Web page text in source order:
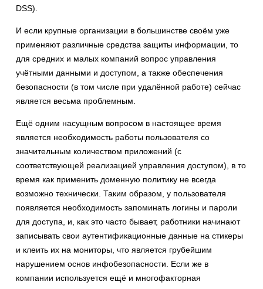
DSS).
И если крупные организации в большинстве своём уже
применяют различные средства защиты информации, то
для средних и малых компаний вопрос управления
учётными данными и доступом, а также обеспечения
безопасности (в том числе при удалённой работе) сейчас
является весьма проблемным.
Ещё одним насущным вопросом в настоящее время
является необходимость работы пользователя со
значительным количеством приложений (с
соответствующей реализацией управления доступом), в то
время как применить доменную политику не всегда
возможно технически. Таким образом, у пользователя
появляется необходимость запоминать логины и пароли
для доступа, и, как это часто бывает, работники начинают
записывать свои аутентификационные данные на стикеры
и клеить их на мониторы, что является грубейшим
нарушением основ инфобезопасности. Если же в
компании используется ещё и многофакторная